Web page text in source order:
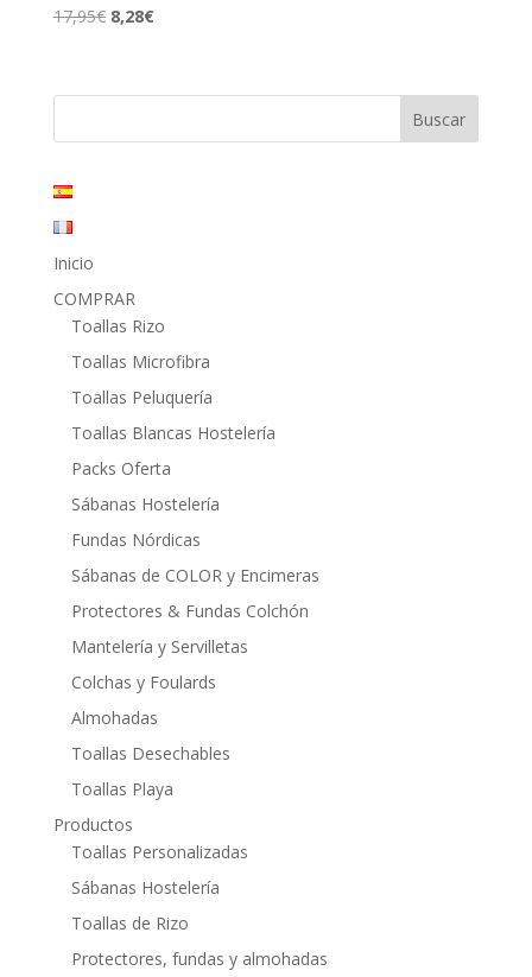
17,95€ El
era:
8,28€El
es:
Inicio
COMPRAR
Toallas Rizo
Toallas Microfibra
Toallas Peluquería
Toallas Blancas Hostelería
Packs Oferta
Sábanas Hostelería
Fundas Nórdicas
Sábanas de COLOR y Encimeras
Protectores & Fundas Colchón
Mantelería y Servilletas
Colchas y Foulards
Almohadas
Toallas Desechables
Toallas Playa
Productos
Toallas Personalizadas
Sábanas Hostelería
Toallas de Rizo
Protectores, fundas y almohadas